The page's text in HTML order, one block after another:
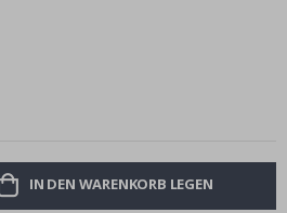
Bewertung:
bewertungen:
IN DEN WARENKORB LEGEN